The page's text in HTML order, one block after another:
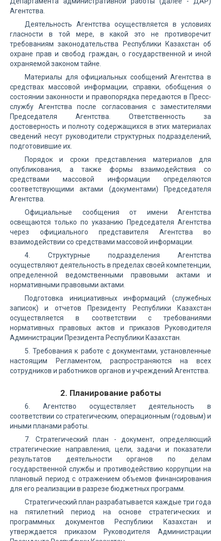
Агентства.
Деятельность Агентства осуществляется в условиях
гласности в той мере, в какой это не противоречит
требованиям законодательства Республики Казахстан об
охране прав и свобод граждан, о государственной и иной
охраняемой законом тайне.
Материалы для официальных сообщений Агентства в
средствах массовой информации, справки, обобщения о
состоянии законности и правопорядка передаются в Пресс-
службу Агентства после согласования с заместителями
Председателя Агентства. Ответственность за
достоверность и полноту содержащихся в этих материалах
сведений несут руководители структурных подразделений,
подготовившие их.
Порядок и сроки представления материалов для
опубликования, а также формы взаимодействия со
средствами массовой информации определяются
соответствующими актами (документами) Председателя
Агентства.
Официальные сообщения от имени Агентства
освещаются только по указанию Председателя Агентства
через официального представителя Агентства во
взаимодействии со средствами массовой информации.
4. Структурные подразделения Агентства
осуществляют деятельность в пределах своей компетенции,
определенной ведомственными правовыми актами и
нормативными правовыми актами.
Подготовка инициативных информаций (служебных
записок) и отчетов Президенту Республики Казахстан
осуществляется в соответствии с требованиями
нормативных правовых актов и приказов Руководителя
Администрации Президента Республики Казахстан.
5. Требования к работе с документами, установленные
настоящим Регламентом, распространяются на всех
сотрудников и работников органов и учреждений Агентства.
2. Планирование работы
6. Агентство осуществляет деятельность в
соответствии со стратегическим, операционным (годовым) и
иными планами работы.
7. Стратегический план - документ, определяющий
стратегические направления, цели, задачи и показатели
результатов деятельности органов по делам
государственной службы и противодействию коррупции на
плановый период с отражением объемов финансирования
для его реализации в разрезе бюджетных программ.
Стратегический план разрабатывается каждые три года
на пятилетний период на основе стратегических и
программных документов Республики Казахстан и
утверждается приказом Руководителя Администрации